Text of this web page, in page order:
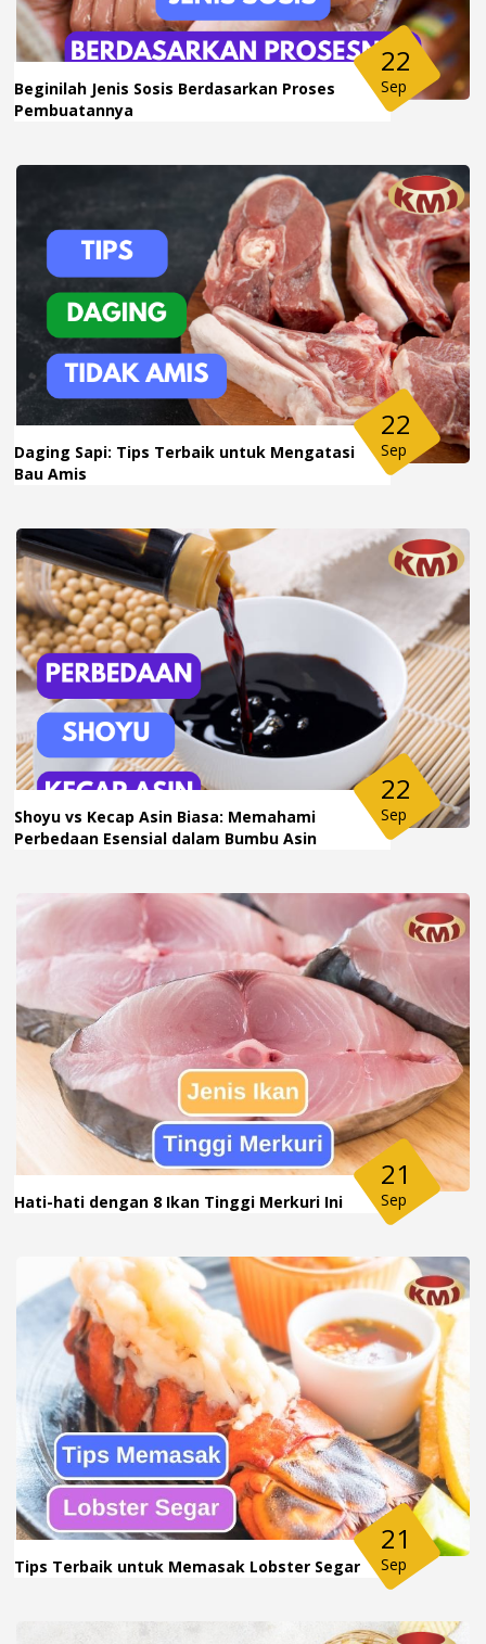
Beginilah Jenis Sosis Berdasarkan Proses
Pembuatannya
22
Sep
Daging Sapi: Tips Terbaik untuk Mengatasi
Bau Amis
22
Sep
Shoyu vs Kecap Asin Biasa: Memahami
Perbedaan Esensial dalam Bumbu Asin
22
Sep
Hati-hati dengan 8 Ikan Tinggi Merkuri Ini
21
Sep
Tips Terbaik untuk Memasak Lobster Segar
21
Sep